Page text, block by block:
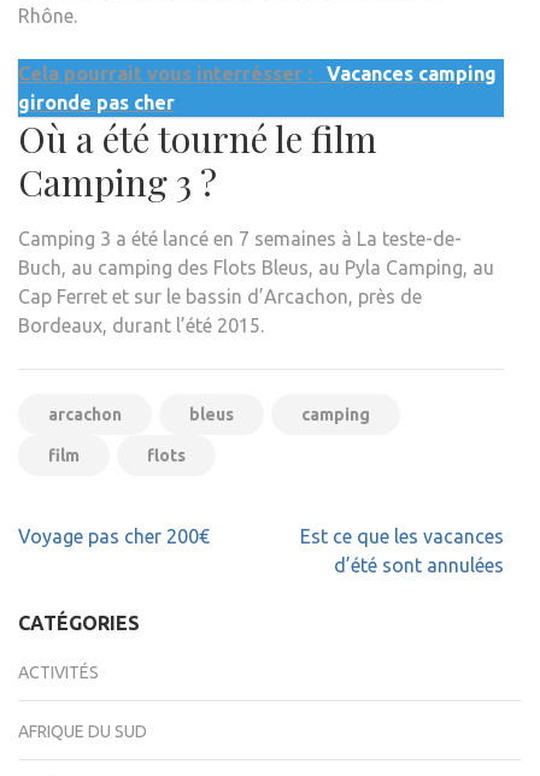
Rhône.
Cela pourrait vous interrésser :
Vacances camping
gironde pas cher
Où a été tourné le film
Camping 3 ?
Camping 3 a été lancé en 7 semaines à La teste-de-
Buch, au camping des Flots Bleus, au Pyla Camping, au
Cap Ferret et sur le bassin d’Arcachon, près de
Bordeaux, durant l’été 2015.
arcachon bleus camping
film flots
Navigation
Voyage pas cher 200€
Est ce que les vacances
d’été sont annulées
CATÉGORIES
ACTIVITÉS
AFRIQUE DU SUD